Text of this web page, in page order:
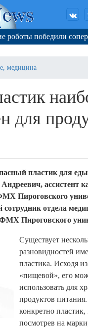
роботы победили
медицина
для
пластик для
ассистент
Пироговского
отдела
Пироговского
Существует
разновидностей
пластика. Исходя
«пищевой», его
использовать для
продуктов
конкретно
посмотрев на